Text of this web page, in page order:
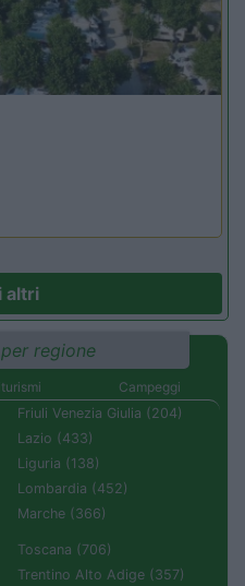
altri
regione
Campeggi
Friuli Venezia Giulia (204)
Lazio (433)
Liguria (138)
Lombardia (452)
Marche (366)
Toscana (706)
Trentino Alto Adige (357)